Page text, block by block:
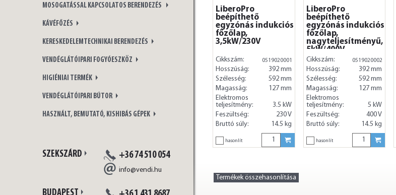
MOSOGATÁSSAL KAPCSOLATOS BERENDEZÉS
KÁVÉFŐZÉS
KERESKEDELEMTECHNIKAI BERENDEZÉS
VENDÉGLÁTÓIPARI FOGYÓESZKÖZ
HIGIÉNIAI TERMÉK
VENDÉGLÁTÓIPARI BÚTOR
HASZNÁLT, BEMUTATÓ, KISHIBÁS GÉPEK
SZEKSZÁRD +36 74 510 054
info@vendi.hu
BUDAPEST
LiberoPro
beépíthető
egyzónás indukciós
főzőlap,
3,5kW/230V
Cikkszám: 0519020001
Hosszúság:
392 mm
Szélesség:
592 mm
Magasság:
127 mm
Elektromos
teljesítmény:
3.5 kW
Feszültség:
230 V
Bruttó súly:
14.5 kg
hasonlít
LiberoPro
beépíthető
egyzónás indukciós
főzőlap,
nagyteljesítményű,
5kW/400V
Cikkszám: 0519020002
Hosszúság:
392 mm
Szélesség:
592 mm
Magasság:
127 mm
Elektromos
teljesítmény:
5 kW
Feszültség:
400 V
Bruttó súly:
14.5 kg
hasonlít
Termékek összehasonlítása